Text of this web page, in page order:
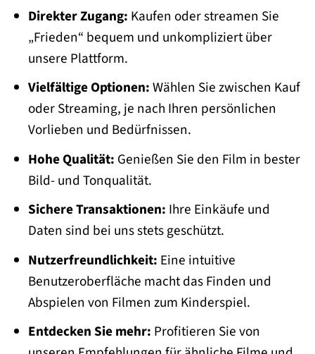
Direkter Zugang: Kaufen oder streamen Sie
„Frieden“ bequem und unkompliziert über
unsere Plattform.
Vielfältige Optionen:Wählen Sie zwischen Kauf
oder Streaming, je nach Ihren persönlichen
Vorlieben und Bedürfnissen.
Hohe Qualität: Genießen Sie den Film in bester
Bild- und Tonqualität.
Sichere Transaktionen: Ihre Einkäufe und
Daten sind bei uns stets geschützt.
Nutzerfreundlichkeit: Eine intuitive
Benutzeroberfläche macht das Finden und
Abspielen von Filmen zum Kinderspiel.
Entdecken Sie mehr: Profitieren Sie von